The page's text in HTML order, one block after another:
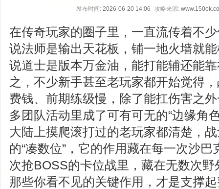
发布时间: 2026-06-20 14:06 攻略来源:
在传奇玩家的圈子里，一直流传着不
说法师是输出天花板，铺一地火墙就
说道士是版本万金油，能打能辅还能
之，不少新手甚至老玩家都开始觉得
费钱、前期练级慢，除了能扛伤害之
多团队活动里成了可有可无的“边缘角
大陆上摸爬滚打过的老玩家都清楚，
的“凑数位”，它的作用藏在每一次沙
次抢BOSS的卡位战里，藏在无数次
那些你看不见的关键作用，才是支撑